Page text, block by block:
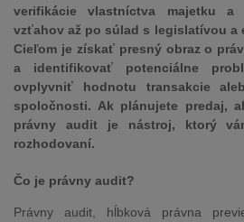
verifikácie vlastníctva majetku a
vzťahov až po súlad s legislatívou a
Cieľom je získať presný obraz o
a identifikovať potenciálne
ovplyvniť hodnotu transakcie
spoločnosti. Ak plánujete predaj,
právny audit je nástroj, ktorý
rozhodovaní.
Čo je právny audit?
Právny audit, hĺbková právna